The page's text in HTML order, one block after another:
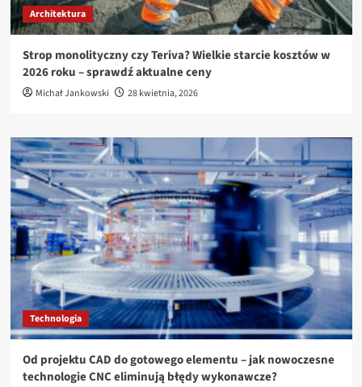
Architektura
Strop monolityczny czy Teriva? Wielkie starcie kosztów w
2026 roku – sprawdź aktualne ceny
Michał Jankowski 28 kwietnia, 2026
Technologia
Od projektu CAD do gotowego elementu – jak nowoczesne
technologie CNC eliminują błędy wykonawcze?